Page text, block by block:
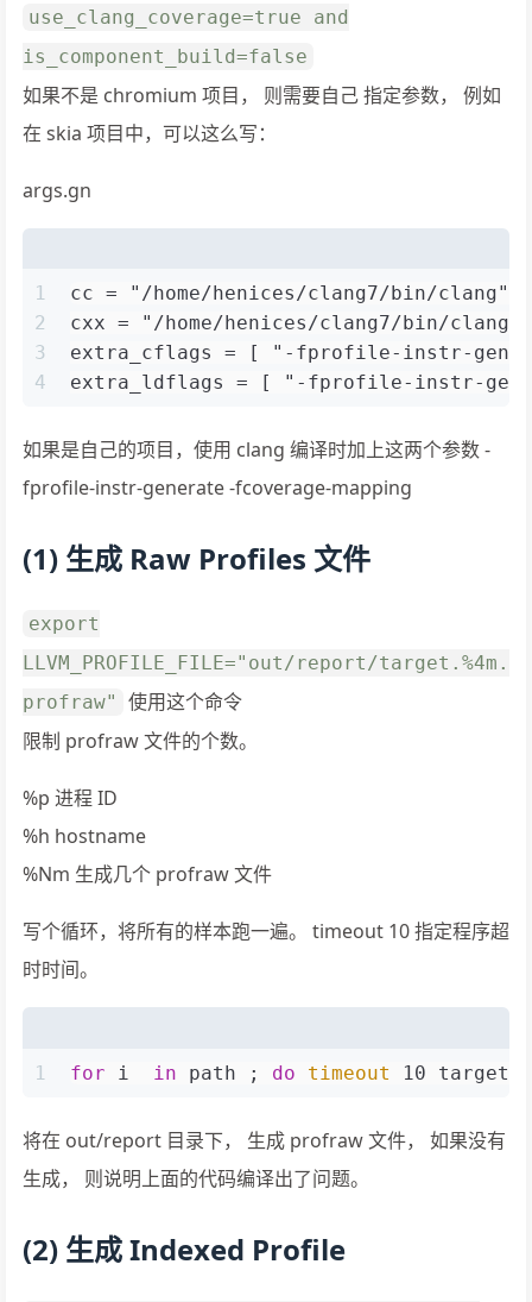
use_clang_coverage=true and
is_component_build=false
如果不是 chromium 项目， 则需要自己 指定参数， 例如
在 skia 项目中，可以这么写：
args.gn
1
2
3
4
cc = "/home/henices/clang7/bin/clang"
cxx = "/home/henices/clang7/bin/
extra_cflags = [ "-fprofile-instr-
extra_ldflags = [ "-fprofile-instr-
如果是自己的项目，使用 clang 编译时加上这两个参数 -
fprofile-instr-generate -fcoverage-mapping
(1) 生成 Raw Profiles 文件
export
LLVM_PROFILE_FILE="out/report/target.%4m.
profraw"
使用这个命令
限制 profraw 文件的个数。
%p 进程 ID
%h hostname
%Nm 生成几个 profraw 文件
写个循环，将所有的样本跑一遍。 timeout 10 指定程序超
时时间。
1 for i in path ; do timeout 10 target
将在 out/report 目录下， 生成 profraw 文件， 如果没有
生成， 则说明上面的代码编译出了问题。
(2) 生成 Indexed Profile